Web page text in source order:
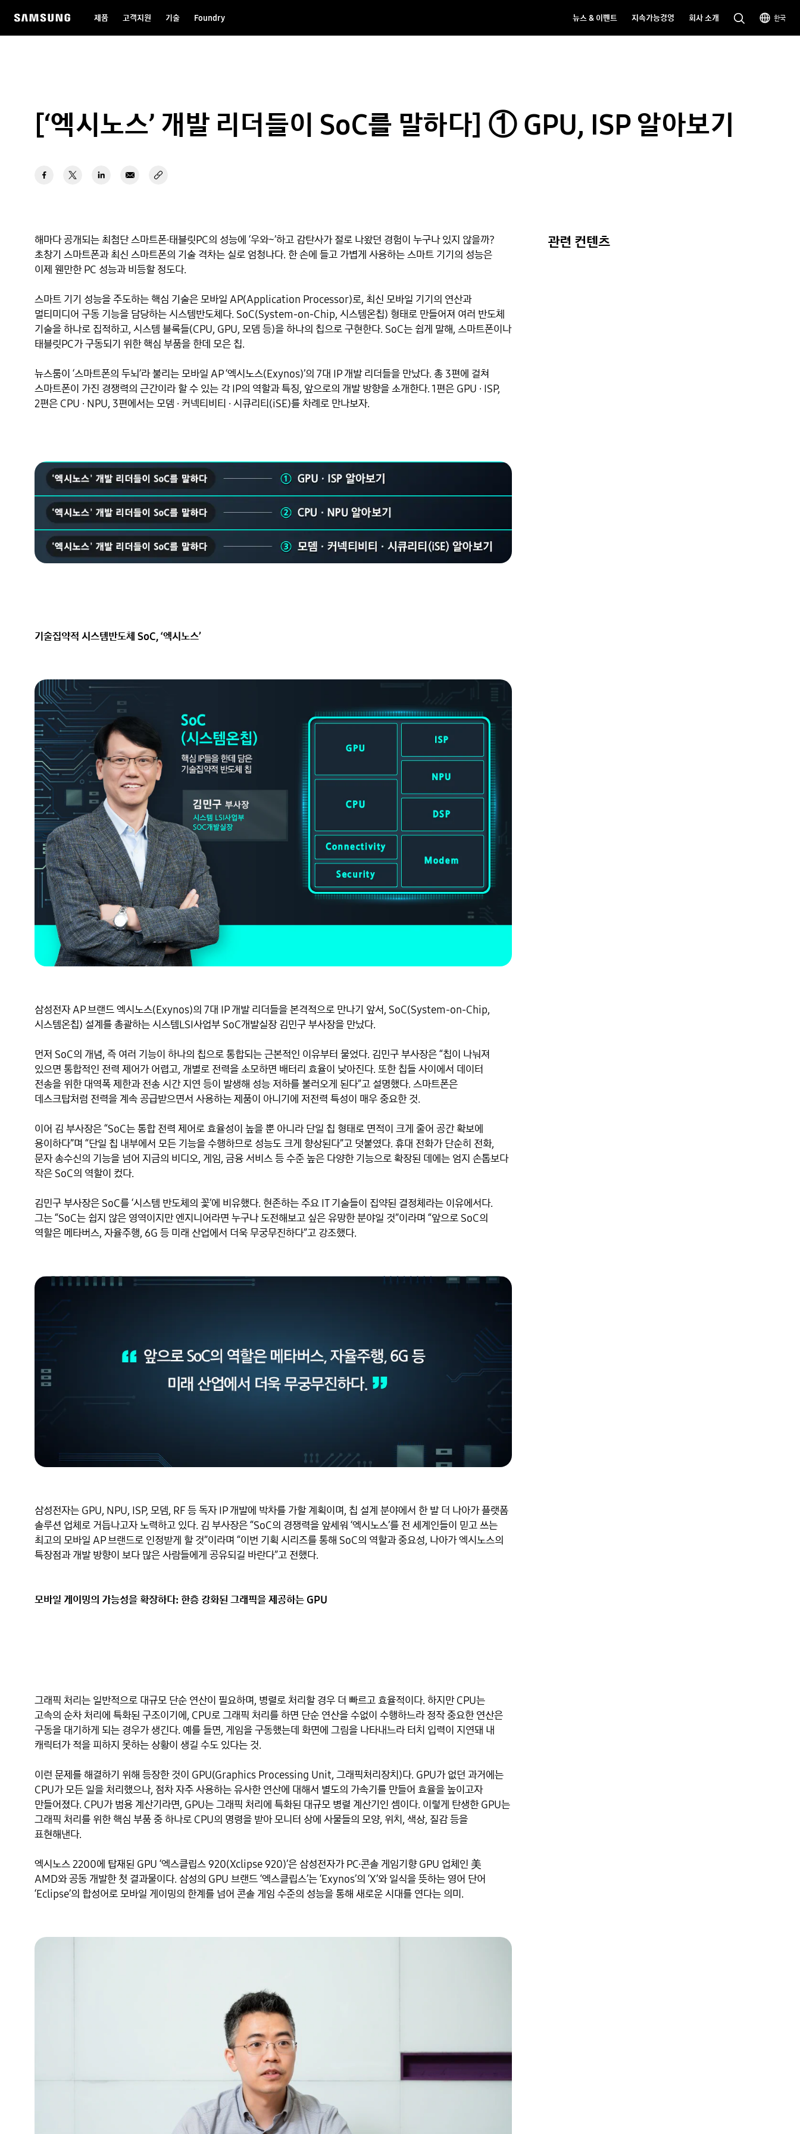
제품 고객지원 기술 Foundry 뉴스 & 이벤트 지속가능경영 회사 소개 한국
[‘엑시노스’ 개발 리더들이 SoC를 말하다] ① GPU, ISP 알아보기
해마다 공개되는 최첨단 스마트폰·태블릿PC의 성능에 ‘우와~’하고 감탄사가 절로 나왔던 경험이 누구나 있지 않을까?
초창기 스마트폰과 최신 스마트폰의 기술 격차는 실로 엄청나다. 한 손에 들고 가볍게 사용하는 스마트 기기의 성능은
이제 웬만한 PC 성능과 비등할 정도다.
스마트 기기 성능을 주도하는 핵심 기술은 모바일 AP(Application Processor)로, 최신 모바일 기기의 연산과
멀티미디어 구동 기능을 담당하는 시스템반도체다. SoC(System-on-Chip, 시스템온칩) 형태로 만들어져 여러 반도체
기술을 하나로 집적하고, 시스템 블록들(CPU, GPU, 모뎀 등)을 하나의 칩으로 구현한다. SoC는 쉽게 말해, 스마트폰이나
태블릿PC가 구동되기 위한 핵심 부품을 한데 모은 칩.
뉴스룸이 ‘스마트폰의 두뇌’라 불리는 모바일 AP ‘엑시노스(Exynos)’의 7대 IP 개발 리더들을 만났다. 총 3편에 걸쳐
스마트폰이 가진 경쟁력의 근간이라 할 수 있는 각 IP의 역할과 특징, 앞으로의 개발 방향을 소개한다. 1편은 GPU · ISP,
2편은 CPU · NPU, 3편에서는 모뎀 · 커넥티비티 · 시큐리티(iSE)를 차례로 만나보자.
기술집약적 시스템반도체 SoC, ‘엑시노스’
삼성전자 AP 브랜드 엑시노스(Exynos)의 7대 IP 개발 리더들을 본격적으로 만나기 앞서, SoC(System-on-Chip,
시스템온칩) 설계를 총괄하는 시스템LSI사업부 SoC개발실장 김민구 부사장을 만났다.
먼저 SoC의 개념, 즉 여러 기능이 하나의 칩으로 통합되는 근본적인 이유부터 물었다. 김민구 부사장은 “칩이 나눠져
있으면 통합적인 전력 제어가 어렵고, 개별로 전력을 소모하면 배터리 효율이 낮아진다. 또한 칩들 사이에서 데이터
전송을 위한 대역폭 제한과 전송 시간 지연 등이 발생해 성능 저하를 불러오게 된다”고 설명했다. 스마트폰은
데스크탑처럼 전력을 계속 공급받으면서 사용하는 제품이 아니기에 저전력 특성이 매우 중요한 것.
이어 김 부사장은 “SoC는 통합 전력 제어로 효율성이 높을 뿐 아니라 단일 칩 형태로 면적이 크게 줄어 공간 확보에
용이하다”며 “단일 칩 내부에서 모든 기능을 수행하므로 성능도 크게 향상된다”고 덧붙였다. 휴대 전화가 단순히 전화,
문자 송수신의 기능을 넘어 지금의 비디오, 게임, 금융 서비스 등 수준 높은 다양한 기능으로 확장된 데에는 엄지 손톱보다
작은 SoC의 역할이 컸다.
김민구 부사장은 SoC를 ‘시스템 반도체의 꽃’에 비유했다. 현존하는 주요 IT 기술들이 집약된 결정체라는 이유에서다.
그는 “SoC는 쉽지 않은 영역이지만 엔지니어라면 누구나 도전해보고 싶은 유망한 분야일 것”이라며 “앞으로 SoC의
역할은 메타버스, 자율주행, 6G 등 미래 산업에서 더욱 무궁무진하다”고 강조했다.
삼성전자는 GPU, NPU, ISP, 모뎀, RF 등 독자 IP 개발에 박차를 가할 계획이며, 칩 설계 분야에서 한 발 더 나아가 플랫폼
솔루션 업체로 거듭나고자 노력하고 있다. 김 부사장은 “SoC의 경쟁력을 앞세워 ‘엑시노스’를 전 세계인들이 믿고 쓰는
최고의 모바일 AP 브랜드로 인정받게 할 것”이라며 “이번 기획 시리즈를 통해 SoC의 역할과 중요성, 나아가 엑시노스의
특장점과 개발 방향이 보다 많은 사람들에게 공유되길 바란다”고 전했다.
모바일 게이밍의 가능성을 확장하다: 한층 강화된 그래픽을 제공하는 GPU
그래픽 처리는 일반적으로 대규모 단순 연산이 필요하며, 병렬로 처리할 경우 더 빠르고 효율적이다. 하지만 CPU는
고속의 순차 처리에 특화된 구조이기에, CPU로 그래픽 처리를 하면 단순 연산을 수없이 수행하느라 정작 중요한 연산은
구동을 대기하게 되는 경우가 생긴다. 예를 들면, 게임을 구동했는데 화면에 그림을 나타내느라 터치 입력이 지연돼 내
캐릭터가 적을 피하지 못하는 상황이 생길 수도 있다는 것.
이런 문제를 해결하기 위해 등장한 것이 GPU(Graphics Processing Unit, 그래픽처리장치)다. GPU가 없던 과거에는
CPU가 모든 일을 처리했으나, 점차 자주 사용하는 유사한 연산에 대해서 별도의 가속기를 만들어 효율을 높이고자
만들어졌다. CPU가 범용 계산기라면, GPU는 그래픽 처리에 특화된 대규모 병렬 계산기인 셈이다. 이렇게 탄생한 GPU는
그래픽 처리를 위한 핵심 부품 중 하나로 CPU의 명령을 받아 모니터 상에 사물들의 모양, 위치, 색상, 질감 등을
표현해낸다.
엑시노스 2200에 탑재된 GPU ‘엑스클립스 920(Xclipse 920)’은 삼성전자가 PC·콘솔 게임기향 GPU 업체인 美
AMD와 공동 개발한 첫 결과물이다. 삼성의 GPU 브랜드 ‘엑스클립스’는 ‘Exynos’의 ‘X’와 일식을 뜻하는 영어 단어
‘Eclipse’의 합성어로 모바일 게이밍의 한계를 넘어 콘솔 게임 수준의 성능을 통해 새로운 시대를 연다는 의미.
관련 컨텐츠